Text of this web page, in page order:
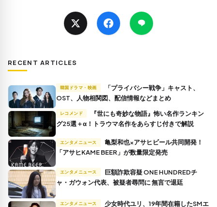
RECENT ARTICLES
韓国ドラマ・映画
OST、人物相関図、配信情報などまとめ
レコメンド
グ25選＋α！トラウマ名作をあらすじ付きで解説
エンタメニュース
「アサヒKAME BEER」が数量限定発売
エンタメニュース
ャ・ガウォン代表、被疑者尋問に 無言で退廷
エンタメニュース